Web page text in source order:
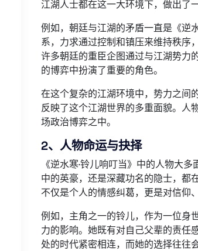
江湖人士都在这一大环境下，做出了
例如，朝廷与江湖的矛盾一直是《逆
系，力求通过控制和镇压来维持秩序
许多朝廷的重臣企图通过与江湖势力
的博弈中扮演了重要的角色。
在这个复杂的江湖环境中，势力之间
反映了这个江湖世界的多重面貌。人
场政治博弈之中。
2、人物命运与抉择
《逆水寒·铃儿响叮当》中的人物大
中的英豪，还是深藏功名的隐士，都
不仅是个人的情感纠葛，更是对信仰
例如，主角之一的铃儿，作为一位身
力的影响。她既有对自己父辈的责任
处的时代紧密相连，而她的选择往往